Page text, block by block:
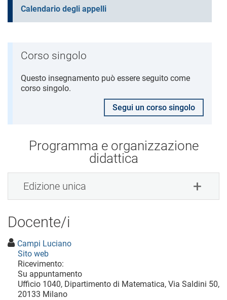
Calendario degli appelli
Corso singolo
Questo insegnamento può essere seguito come
corso singolo.
Segui un corso singolo
Programma e organizzazione
didattica
Edizione unica
Docente/i
Campi Luciano
Sito web
Ricevimento:
Su appuntamento
Ufficio 1040, Dipartimento di Matematica, Via Saldini 50,
20133 Milano